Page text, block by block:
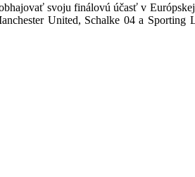
svoju finálovú účasť v
United, Schalke 04 a Sporting